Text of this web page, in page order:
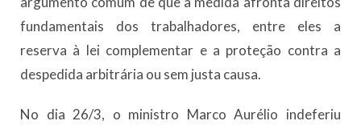
fundamentais dos trabalhadores, entre eles a
reserva à lei complementar e a proteção contra a
despedida arbitrária ou sem justa causa.
No dia 26/3, o ministro Marco Aurélio indeferiu